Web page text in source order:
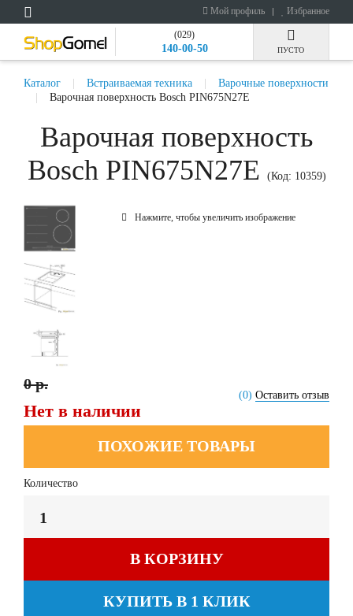
Мой профиль Избранное
(029)
140-00-50 ПУСТО
Каталог Встраиваемая техника
Варочные поверхности
Варочная поверхность Bosch PIN675N27E
Варочная поверхность
Bosch PIN675N27E
(Код: 10359)
Нажмите, чтобы увеличить изображение
(0) Оставить отзыв
0 р.
Нет в наличии
ПОХОЖИЕ ТОВАРЫ
Количество
В КОРЗИНУ
КУПИТЬ В 1 КЛИК